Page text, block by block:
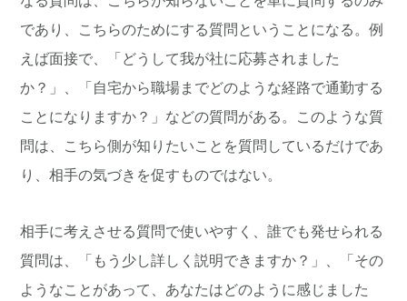
であり、こちらのためにする質問ということになる。例
えば面接で、「どうして我が社に応募されました
か？」、「自宅から職場までどのような経路で通勤する
ことになりますか？」などの質問がある。このような質
問は、こちら側が知りたいことを質問しているだけであ
り、相手の気づきを促すものではない。
相手に考えさせる質問で使いやすく、誰でも発せられる
質問は、「もう少し詳しく説明できますか？」、「その
ようなことがあって、あなたはどのように感じました